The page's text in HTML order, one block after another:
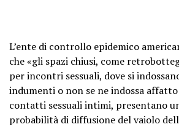
L’ente di controllo epidemico
che «gli spazi chiusi, come
per incontri sessuali, dove si
indumenti o non se ne indossa
contatti sessuali intimi, presentano
probabilità di diffusione del vaiolo